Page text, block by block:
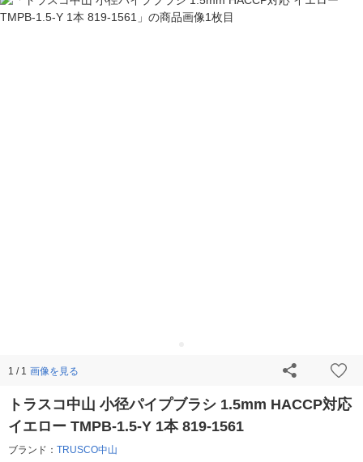
1 / 1 画像を見る
トラスコ中山 小径パイプブラシ 1.5mm HACCP対応
イエロー TMPB-1.5-Y 1本 819-1561
ブランド： TRUSCO中山